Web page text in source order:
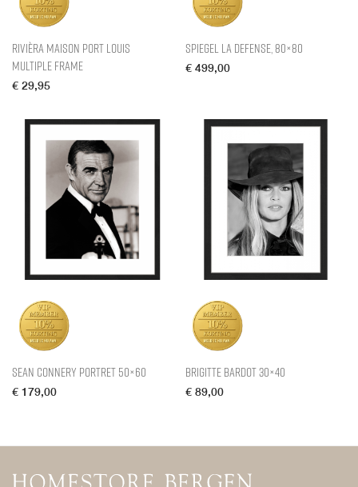
Rivièra Maison Port Louis
Multiple Frame
€ 29,95
Spiegel La Defense, 80×80
€ 499,00
Sean Connery Portret 50×60
€ 179,00
Brigitte Bardot 30×40
€ 89,00